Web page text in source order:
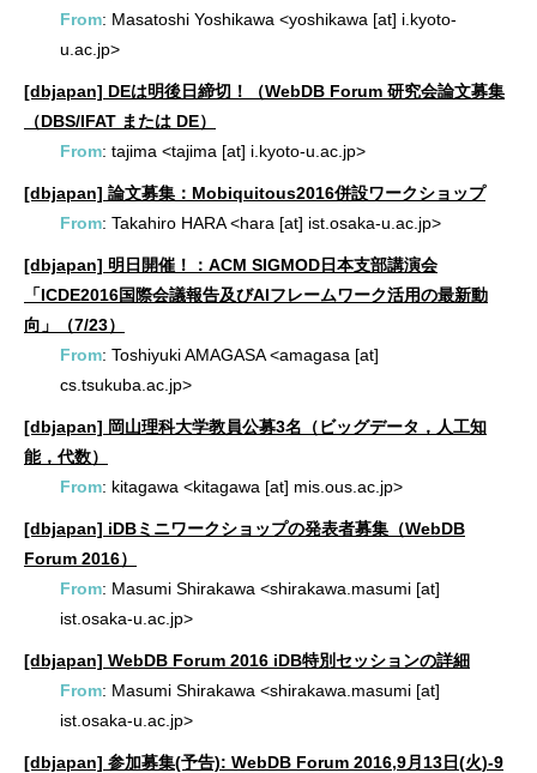
From: Masatoshi Yoshikawa <yoshikawa [at] i.kyoto-
u.ac.jp>
[dbjapan] DEは明後日締切！（WebDB Forum 研究会論文募集
（DBS/IFAT または DE）
From: tajima <tajima [at] i.kyoto-u.ac.jp>
[dbjapan] 論文募集：Mobiquitous2016併設ワークショップ
From: Takahiro HARA <hara [at] ist.osaka-u.ac.jp>
[dbjapan] 明日開催！：ACM SIGMOD日本支部講演会
「ICDE2016国際会議報告及びAIフレームワーク活用の最新動
向」（7/23）
From: Toshiyuki AMAGASA <amagasa [at]
cs.tsukuba.ac.jp>
[dbjapan] 岡山理科大学教員公募3名（ビッグデータ，人工知
能，代数）
From: kitagawa <kitagawa [at] mis.ous.ac.jp>
[dbjapan] iDBミニワークショップの発表者募集（WebDB
Forum 2016）
From: Masumi Shirakawa <shirakawa.masumi [at]
ist.osaka-u.ac.jp>
[dbjapan] WebDB Forum 2016 iDB特別セッションの詳細
From: Masumi Shirakawa <shirakawa.masumi [at]
ist.osaka-u.ac.jp>
[dbjapan] 参加募集(予告): WebDB Forum 2016,9月13日(火)-9